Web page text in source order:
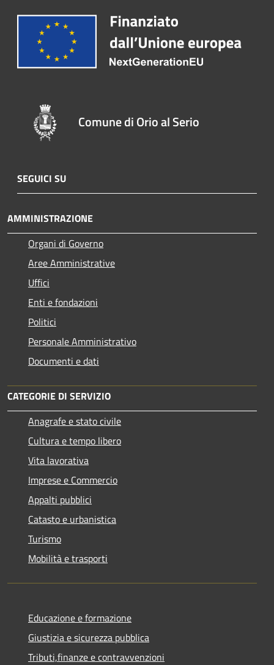
Comune di Orio al Serio
SEGUICI SU
AMMINISTRAZIONE
Organi di Governo
Aree Amministrative
Uffici
Enti e fondazioni
Politici
Personale Amministrativo
Documenti e dati
CATEGORIE DI SERVIZIO
Anagrafe e stato civile
Cultura e tempo libero
Vita lavorativa
Imprese e Commercio
Appalti pubblici
Catasto e urbanistica
Turismo
Mobilità e trasporti
Educazione e formazione
Giustizia e sicurezza pubblica
Tributi,finanze e contravvenzioni